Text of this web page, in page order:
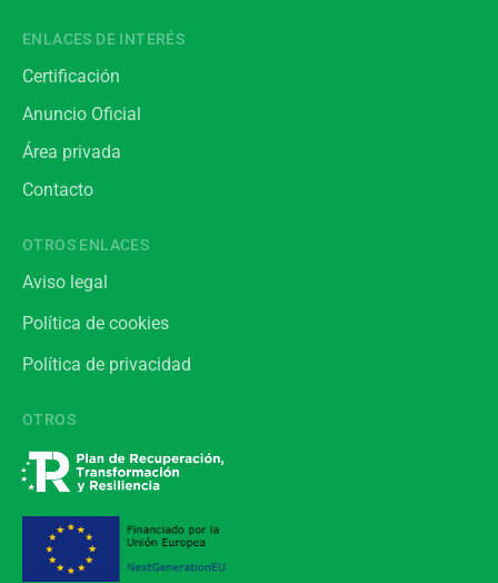
ENLACES DE INTERÉS
Certificación
Anuncio Oficial
Área privada
Contacto
OTROS ENLACES
Aviso legal
Política de cookies
Política de privacidad
OTROS